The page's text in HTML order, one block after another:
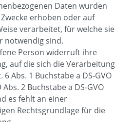
Daten wurden
erhoben oder auf
verarbeitet, für welche sie
notwendig sind.
Person widerruft ihre
auf die sich die Verarbeitung
6 Abs. 1 Buchstabe a DS-GVO
2 Buchstabe a DS-GVO
es fehlt an einer
Rechtsgrundlage für die